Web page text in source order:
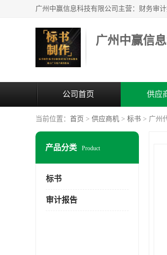
广州中赢信
公司首页 供应
当前位置： 首页 > 供应商机 > 标书 > 广州
产品分类 Product
标书
审计报告